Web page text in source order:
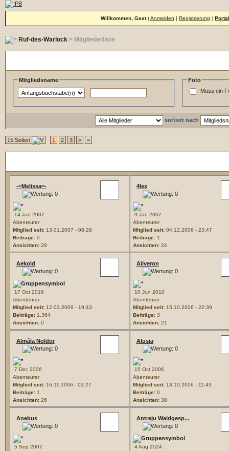
Willkommen, Gast(Anmelden | Registrierung ) Portal
Ruf-des-Warlock> Mitgliederliste
Mitgliedsname
Foto
Muss ein
sortiert nach
15 Seiten 1 2 3 > »
-=Melissa=-
14 Jan 2007
Abenteurer
Mitglied seit:13.01.2007 - 08:29
Beiträge:0
Ansichten:28
4lex
9 Jan 2007
Abenteurer
Mitglied seit:04.12.2006 - 23:47
Beiträge:1
Ansichten:24
Aekold
17 Oct 2018
Abenteurer
Mitglied seit:12.03.2009 - 19:43
Beiträge:1,364
Ansichten:0
Ailveron
10 Jun 2010
Abenteurer
Mitglied seit:15.10.2006 - 22:39
Beiträge:3
Ansichten:21
Almâla Noldor
7 Dec 2006
Abenteurer
Mitglied seit:16.11.2006 - 02:27
Beiträge:1
Ansichten:26
Alusia
15 Oct 2006
Abenteurer
Mitglied seit:13.10.2006 - 11:43
Beiträge:0
Ansichten:30
Anebus
5 Sep 2007
Antreju Waldgesp...
4 Aug 2024